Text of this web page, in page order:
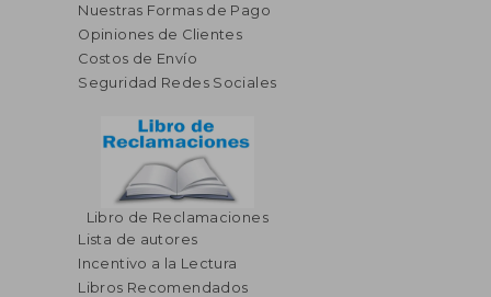
Nuestras Formas de Pago
Opiniones de Clientes
Costos de Envío
Seguridad Redes Sociales
Libro de Reclamaciones
Lista de autores
Incentivo a la Lectura
Libros Recomendados